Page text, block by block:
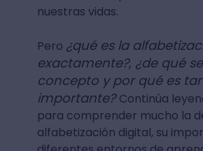
nuestras vidas.
Pero ¿qué es la
exactamente?, ¿de qué
concepto y por qué es
importante?Continúa
para comprender mucho la
alfabetización digital, su